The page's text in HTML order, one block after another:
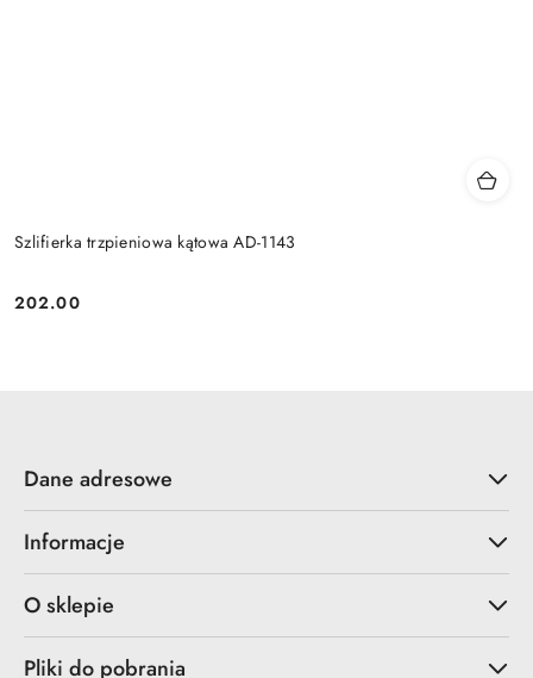
Szlifierka trzpieniowa kątowa AD-1143
Cena:
202.00
Dane adresowe
Informacje
O sklepie
Pliki do pobrania